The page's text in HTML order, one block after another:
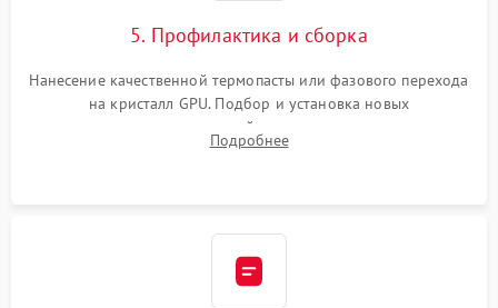
5. Профилактика и сборка
Нанесение качественной термопасты или фазового перехода
на кристалл GPU. Подбор и установка новых
термопрокладок правильной толщины на память и цепи
питания. Монтаж радиатора и бэкплейта, подключение и
Подробнее